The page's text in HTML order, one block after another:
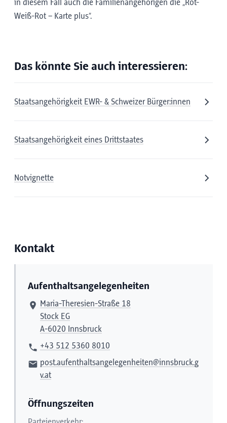
in diesem Fall auch die Familienangehörigen die „Rot-
Weiß-Rot – Karte plus“.
Das könnte Sie auch interessieren:
Staatsangehörigkeit EWR- & Schweizer Bürger:innen
Staatsangehörigkeit eines Drittstaates
Notvignette
Kontakt
Aufenthaltsangelegenheiten
Maria-Theresien-Straße 18
Stock EG
A-6020 Innsbruck
+43 512 5360 8010
post.aufenthaltsangelegenheiten@innsbruck.g
v.at
Öffnungszeiten